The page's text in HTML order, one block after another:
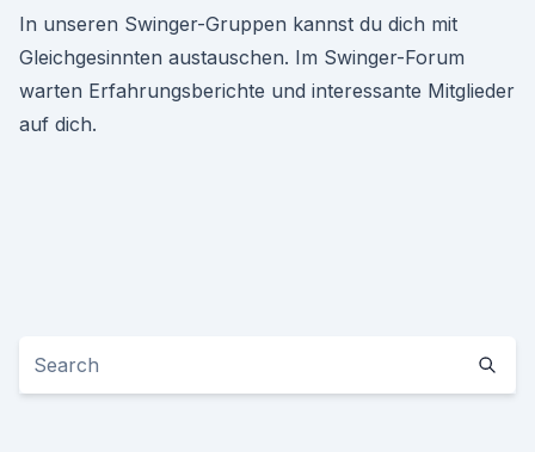
In unseren Swinger-Gruppen kannst du dich mit
Gleichgesinnten austauschen. Im Swinger-Forum
warten Erfahrungsberichte und interessante Mitglieder
auf dich.